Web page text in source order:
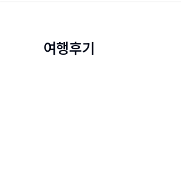
여행후기